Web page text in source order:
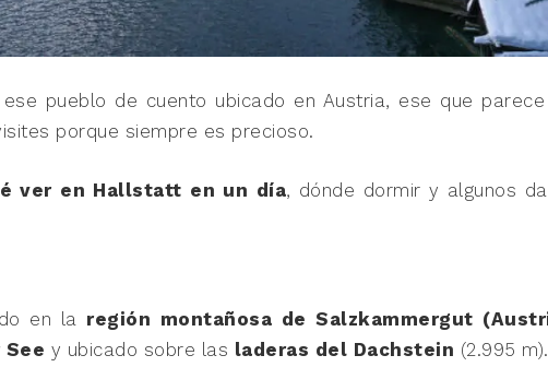
pueblo de cuento ubicado en Austria, ese que
porque siempre es precioso.
ver en Hallstatt en un día, dónde dormir y algunos
en la región montañosa de Salzkammergut
y ubicado sobre las laderas del Dachstein (2.995 m).